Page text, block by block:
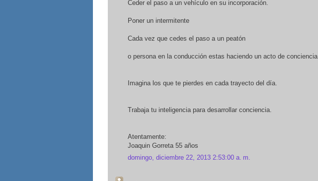
Ceder el paso a un vehículo en su incorporación.
Poner un intermitente
Cada vez que cedes el paso a un peatón
o persona en la conducción estas haciendo un acto de conciencia.
Imagina los que te pierdes en cada trayecto del día.
Trabaja tu inteligencia para desarrollar conciencia.
Atentamente:
Joaquin Gorreta 55 años
domingo, diciembre 22, 2013 2:53:00 a. m.